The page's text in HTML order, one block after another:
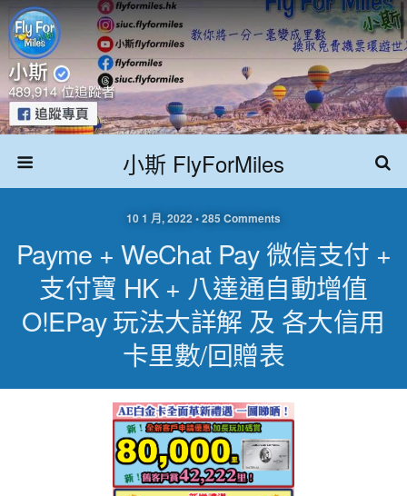
小斯 FlyForMiles
10 1 月, 2022 • 285 Comments
Payme + WeChat Pay 微信支付 +
支付寶 HK + 八達通自動增值
O!ePay 玩法大詳解 及 各大信用
卡里數/回贈表